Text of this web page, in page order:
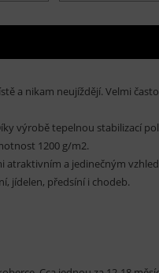
a nikam neujíždějí. Velmi
výrobě tepelnou stabilizací
1200 g/m2.
a jedinečným
jídelen, předsíní i chodeb.